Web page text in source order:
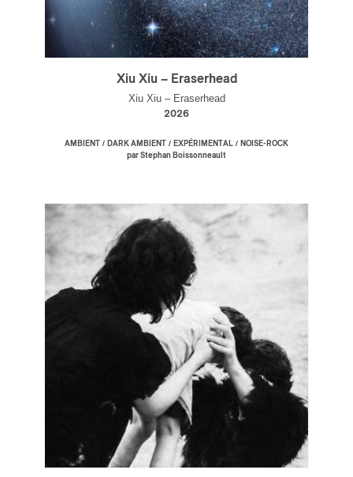
Xiu Xiu – Eraserhead
Xiu Xiu – Eraserhead
2026
AMBIENT / DARK AMBIENT / EXPÉRIMENTAL / NOISE-ROCK
par Stephan Boissonneault